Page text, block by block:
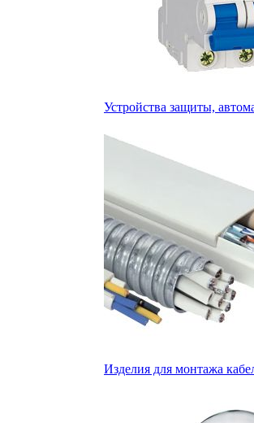
Устройства защиты,
Изделия для монтажа